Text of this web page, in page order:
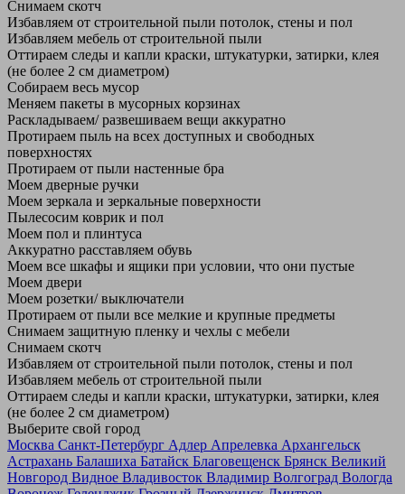
Снимаем скотч
Избавляем от строительной пыли потолок, стены и пол
Избавляем мебель от строительной пыли
Оттираем следы и капли краски, штукатурки, затирки, клея
(не более 2 см диаметром)
Собираем весь мусор
Меняем пакеты в мусорных корзинах
Раскладываем/ развешиваем вещи аккуратно
Протираем пыль на всех доступных и свободных
поверхностях
Протираем от пыли настенные бра
Моем дверные ручки
Моем зеркала и зеркальные поверхности
Пылесосим коврик и пол
Моем пол и плинтуса
Аккуратно расставляем обувь
Моем все шкафы и ящики при условии, что они пустые
Моем двери
Моем розетки/ выключатели
Протираем от пыли все мелкие и крупные предметы
Снимаем защитную пленку и чехлы с мебели
Снимаем скотч
Избавляем от строительной пыли потолок, стены и пол
Избавляем мебель от строительной пыли
Оттираем следы и капли краски, штукатурки, затирки, клея
(не более 2 см диаметром)
Выберите свой город
Москва Санкт-Петербург Адлер Апрелевка Архангельск
Астрахань Балашиха Батайск Благовещенск Брянск Великий
Новгород Видное Владивосток Владимир Волгоград Вологда